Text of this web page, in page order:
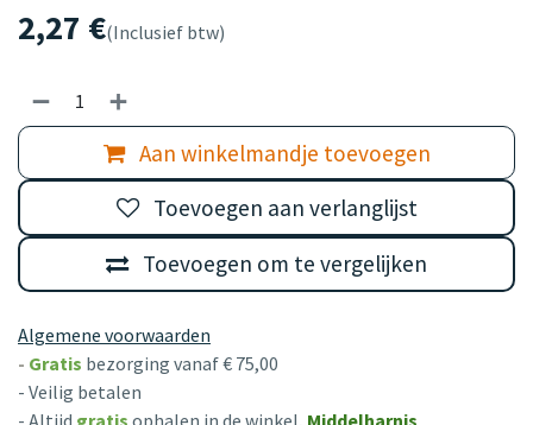
2,27 €(Inclusief btw)
Aan winkelmandje toevoegen
Toevoegen om te vergelijken
Toevoegen aan verlanglijst
Algemene voorwaarden
- Gratis bezorging vanaf € 75,00
- Veilig betalen
- Altijd gratis ophalen in de winkel, Middelharnis